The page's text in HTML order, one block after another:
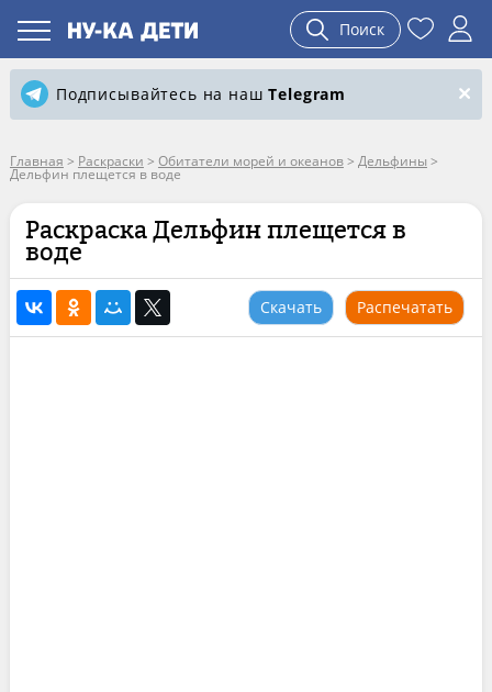
Поиск
Подписывайтесь на нашTelegram
Главная > Раскраски > Обитатели морей и океанов> Дельфины >
Дельфин плещется в воде
Раскраска Дельфин плещется в
воде
Скачать Распечатать